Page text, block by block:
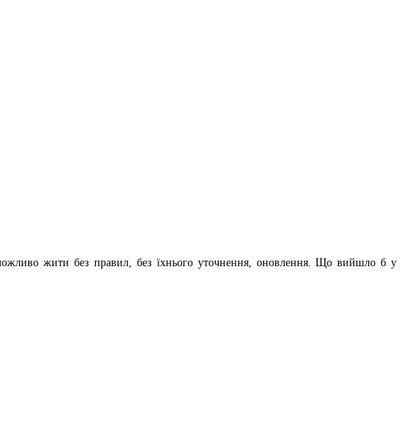
жити без правил, без їхнього уточнення, оновлення. Що вийшло б у